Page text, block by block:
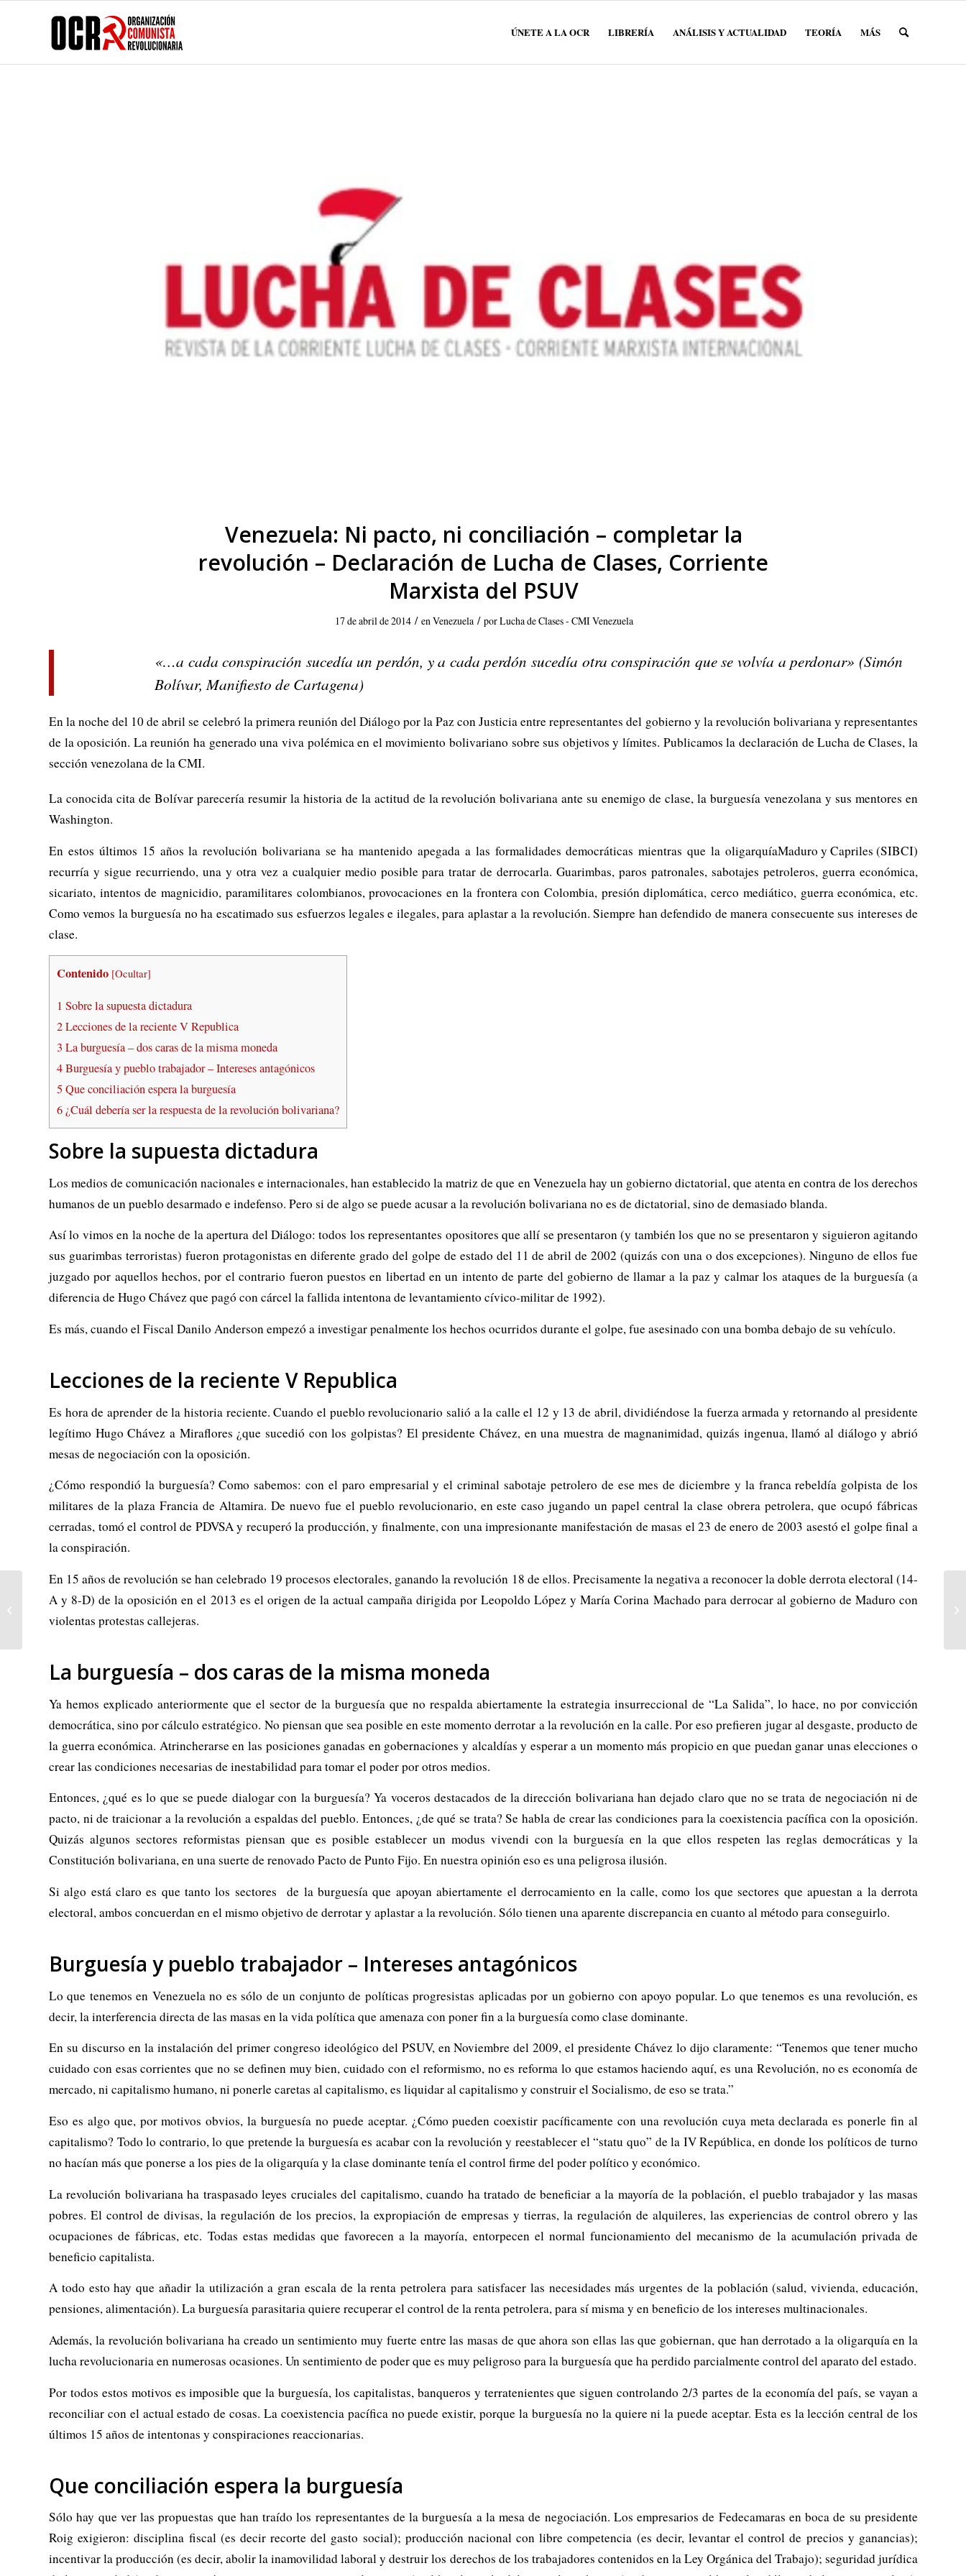
ÚNETE A LA OCR LIBRERÍA ANÁLISIS Y ACTUALIDAD TEORÍA MÁS
Venezuela: Ni pacto, ni conciliación – completar la
revolución – Declaración de Lucha de Clases, Corriente
Marxista del PSUV
17 de abril de 2014 / enVenezuela / porLucha de Clases - CMI Venezuela
«…a cada conspiración sucedía un perdón, y a cada perdón sucedía otra conspiración que se volvía a perdonar» (Simón
Bolívar, Manifiesto de Cartagena)
En la noche del 10 de abril se celebró la primera reunión del Diálogo por la Paz con Justicia entre representantes del gobierno y la revolución bolivariana y representantes
de la oposición. La reunión ha generado una viva polémica en el movimiento bolivariano sobre sus objetivos y límites. Publicamos la declaración de Lucha de Clases, la
sección venezolana de la CMI.
La conocida cita de Bolívar parecería resumir la historia de la actitud de la revolución bolivariana ante su enemigo de clase, la burguesía venezolana y sus mentores en
Washington.
Maduro y Capriles (SIBCI)
En estos últimos 15 años la revolución bolivariana se ha mantenido apegada a las formalidades democráticas mientras que la oligarquía
recurría y sigue recurriendo, una y otra vez a cualquier medio posible para tratar de derrocarla. Guarimbas, paros patronales, sabotajes petroleros, guerra económica,
sicariato, intentos de magnicidio, paramilitares colombianos, provocaciones en la frontera con Colombia, presión diplomática, cerco mediático, guerra económica, etc.
Como vemos la burguesía no ha escatimado sus esfuerzos legales e ilegales, para aplastar a la revolución. Siempre han defendido de manera consecuente sus intereses de
clase.
Contenido [Ocultar]
1 Sobre la supuesta dictadura
2Lecciones de la reciente V Republica
3 La burguesía – dos caras de la misma moneda
4Burguesía y pueblo trabajador – Intereses antagónicos
5 Que conciliación espera la burguesía
6¿Cuál debería ser la respuesta de la revolución bolivariana?
Sobre la supuesta dictadura
Los medios de comunicación nacionales e internacionales, han establecido la matriz de que en Venezuela hay un gobierno dictatorial, que atenta en contra de los derechos
humanos de un pueblo desarmado e indefenso. Pero si de algo se puede acusar a la revolución bolivariana no es de dictatorial, sino de demasiado blanda.
Así lo vimos en la noche de la apertura del Diálogo: todos los representantes opositores que allí se presentaron (y también los que no se presentaron y siguieron agitando
sus guarimbas terroristas) fueron protagonistas en diferente grado del golpe de estado del 11 de abril de 2002 (quizás con una o dos excepciones). Ninguno de ellos fue
juzgado por aquellos hechos, por el contrario fueron puestos en libertad en un intento de parte del gobierno de llamar a la paz y calmar los ataques de la burguesía (a
diferencia de Hugo Chávez que pagó con cárcel la fallida intentona de levantamiento cívico-militar de 1992).
Es más, cuando el Fiscal Danilo Anderson empezó a investigar penalmente los hechos ocurridos durante el golpe, fue asesinado con una bomba debajo de su vehículo.
Lecciones de la reciente V Republica
Es hora de aprender de la historia reciente. Cuando el pueblo revolucionario salió a la calle el 12 y 13 de abril, dividiéndose la fuerza armada y retornando al presidente
legítimo Hugo Chávez a Miraflores ¿que sucedió con los golpistas? El presidente Chávez, en una muestra de magnanimidad, quizás ingenua, llamó al diálogo y abrió
mesas de negociación con la oposición.
¿Cómo respondió la burguesía? Como sabemos: con el paro empresarial y el criminal sabotaje petrolero de ese mes de diciembre y la franca rebeldía golpista de los
militares de la plaza Francia de Altamira. De nuevo fue el pueblo revolucionario, en este caso jugando un papel central la clase obrera petrolera, que ocupó fábricas
cerradas, tomó el control de PDVSA y recuperó la producción, y finalmente, con una impresionante manifestación de masas el 23 de enero de 2003 asestó el golpe final a
la conspiración.
En 15 años de revolución se han celebrado 19 procesos electorales, ganando la revolución 18 de ellos. Precisamente la negativa a reconocer la doble derrota electoral (14-
A y 8-D) de la oposición en el 2013 es el origen de la actual campaña dirigida por Leopoldo López y María Corina Machado para derrocar al gobierno de Maduro con
violentas protestas callejeras.
La burguesía – dos caras de la misma moneda
Ya hemos explicado anteriormente que el sector de la burguesía que no respalda abiertamente la estrategia insurreccional de “La Salida”, lo hace, no por convicción
democrática, sino por cálculo estratégico. No piensan que sea posible en este momento derrotar a la revolución en la calle. Por eso prefieren jugar al desgaste, producto de
la guerra económica. Atrincherarse en las posiciones ganadas en gobernaciones y alcaldías y esperar a un momento más propicio en que puedan ganar unas elecciones o
crear las condiciones necesarias de inestabilidad para tomar el poder por otros medios.
Entonces, ¿qué es lo que se puede dialogar con la burguesía? Ya voceros destacados de la dirección bolivariana han dejado claro que no se trata de negociación ni de
pacto, ni de traicionar a la revolución a espaldas del pueblo. Entonces, ¿de qué se trata? Se habla de crear las condiciones para la coexistencia pacífica con la oposición.
Quizás algunos sectores reformistas piensan que es posible establecer un modus vivendi con la burguesía en la que ellos respeten las reglas democráticas y la
Constitución bolivariana, en una suerte de renovado Pacto de Punto Fijo. En nuestra opinión eso es una peligrosa ilusión.
Si algo está claro es que tanto los sectores de la burguesía que apoyan abiertamente el derrocamiento en la calle, como los que sectores que apuestan a la derrota
electoral, ambos concuerdan en el mismo objetivo de derrotar y aplastar a la revolución. Sólo tienen una aparente discrepancia en cuanto al método para conseguirlo.
Burguesía y pueblo trabajador – Intereses antagónicos
Lo que tenemos en Venezuela no es sólo de un conjunto de políticas progresistas aplicadas por un gobierno con apoyo popular. Lo que tenemos es una revolución, es
decir, la interferencia directa de las masas en la vida política que amenaza con poner fin a la burguesía como clase dominante.
En su discurso en la instalación del primer congreso ideológico del PSUV, en Noviembre del 2009, el presidente Chávez lo dijo claramente: “Tenemos que tener mucho
cuidado con esas corrientes que no se definen muy bien, cuidado con el reformismo, no es reforma lo que estamos haciendo aquí, es una Revolución, no es economía de
mercado, ni capitalismo humano, ni ponerle caretas al capitalismo, es liquidar al capitalismo y construir el Socialismo, de eso se trata.”
Eso es algo que, por motivos obvios, la burguesía no puede aceptar. ¿Cómo pueden coexistir pacíficamente con una revolución cuya meta declarada es ponerle fin al
capitalismo? Todo lo contrario, lo que pretende la burguesía es acabar con la revolución y reestablecer el “statu quo” de la IV República, en donde los políticos de turno
no hacían más que ponerse a los pies de la oligarquía y la clase dominante tenía el control firme del poder político y económico.
La revolución bolivariana ha traspasado leyes cruciales del capitalismo, cuando ha tratado de beneficiar a la mayoría de la población, el pueblo trabajador y las masas
pobres. El control de divisas, la regulación de los precios, la expropiación de empresas y tierras, la regulación de alquileres, las experiencias de control obrero y las
ocupaciones de fábricas, etc. Todas estas medidas que favorecen a la mayoría, entorpecen el normal funcionamiento del mecanismo de la acumulación privada de
beneficio capitalista.
A todo esto hay que añadir la utilización a gran escala de la renta petrolera para satisfacer las necesidades más urgentes de la población (salud, vivienda, educación,
pensiones, alimentación). La burguesía parasitaria quiere recuperar el control de la renta petrolera, para sí misma y en beneficio de los intereses multinacionales.
Además, la revolución bolivariana ha creado un sentimiento muy fuerte entre las masas de que ahora son ellas las que gobiernan, que han derrotado a la oligarquía en la
lucha revolucionaria en numerosas ocasiones. Un sentimiento de poder que es muy peligroso para la burguesía que ha perdido parcialmente control del aparato del estado.
Por todos estos motivos es imposible que la burguesía, los capitalistas, banqueros y terratenientes que siguen controlando 2/3 partes de la economía del país, se vayan a
reconciliar con el actual estado de cosas. La coexistencia pacífica no puede existir, porque la burguesía no la quiere ni la puede aceptar. Esta es la lección central de los
últimos 15 años de intentonas y conspiraciones reaccionarias.
Que conciliación espera la burguesía
Sólo hay que ver las propuestas que han traído los representantes de la burguesía a la mesa de negociación. Los empresarios de Fedecamaras en boca de su presidente
Roig exigieron: disciplina fiscal (es decir recorte del gasto social); producción nacional con libre competencia (es decir, levantar el control de precios y ganancias);
incentivar la producción (es decir, abolir la inamovilidad laboral y destruir los derechos de los trabajadores contenidos en la Ley Orgánica del Trabajo); seguridad jurídica
La crisis ucraniana escapa
fuera de control